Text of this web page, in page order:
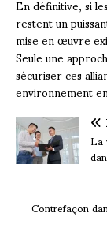
restent un
mise en œuvre
Seule une
sécuriser ces
environnement
Contrefaçon